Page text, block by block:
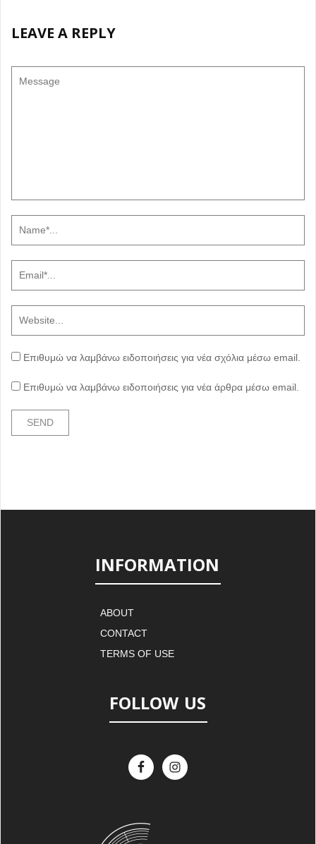
LEAVE A REPLY
Επιθυμώ να λαμβάνω ειδοποιήσεις για νέα σχόλια μέσω email.
Επιθυμώ να λαμβάνω ειδοποιήσεις για νέα άρθρα μέσω email.
INFORMATION
ABOUT
CONTACT
TERMS OF USE
FOLLOW US